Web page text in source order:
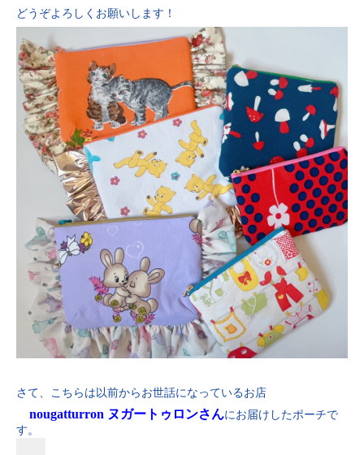
どうぞよろしくお願いします！
さて、こちらは以前からお世話になっているお店
nougatturron ヌガートゥロンさんにお届けしたポーチで
す。